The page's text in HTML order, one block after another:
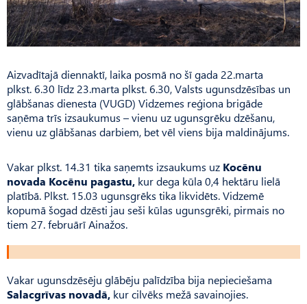
Aizvadītajā diennaktī, laika posmā no šī gada 22.marta
plkst. 6.30 līdz 23.marta plkst. 6.30, Valsts ugunsdzēsības un
glābšanas dienesta (VUGD) Vidzemes reģiona brigāde
saņēma trīs izsaukumus – vienu uz ugunsgrēku dzēšanu,
vienu uz glābšanas darbiem, bet vēl viens bija maldinājums.
Vakar plkst. 14.31 tika saņemts izsaukums uz Kocēnu
novada Kocēnu pagastu, kur dega kūla 0,4 hektāru lielā
platībā. Plkst. 15.03 ugunsgrēks tika likvidēts. Vidzemē
kopumā šogad dzēsti jau seši kūlas ugunsgrēki, pirmais no
tiem 27. februārī Ainažos.
Vakar ugunsdzēsēju glābēju palīdzība bija nepieciešama
Salacgrīvas novadā, kur cilvēks mežā savainojies.